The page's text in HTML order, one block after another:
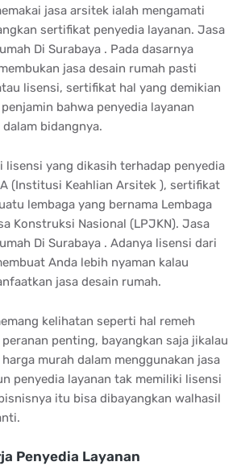
jasa arsitek ialah mengamati
sertifikat penyedia layanan. Jasa
Di Surabaya . Pada dasarnya
jasa desain rumah pasti
lisensi, sertifikat hal yang demikian
bahwa penyedia layanan
bidangnya.
lisensi yang dikasih terhadap penyedia
(Institusi Keahlian Arsitek ), sertifikat
lembaga yang bernama Lembaga
Konstruksi Nasional (LPJKN). Jasa
Di Surabaya . Adanya lisensi dari
Anda lebih nyaman kalau
jasa desain rumah.
kelihatan seperti hal remeh
penting, bayangkan saja jikalau
murah dalam menggunakan jasa
penyedia layanan tak memiliki lisensi
itu bisa dibayangkan walhasil
Penyedia Layanan